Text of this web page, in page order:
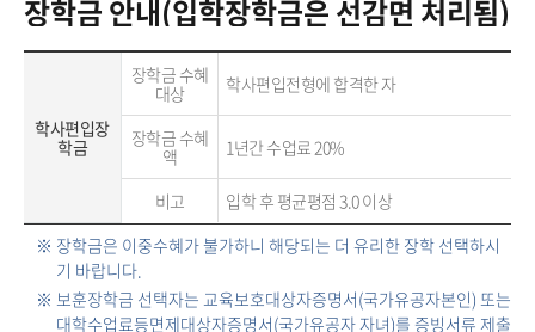
장학금 안내(입학장학금은 선감면 처리됨)
학사편입장
학금
장학금 수혜
대상
학사편입전형에 합격한 자
장학금 수혜
액
1년간 수업료 20%
비고
입학 후 평균평점 3.0 이상
※ 장학금은 이중수혜가 불가하니 해당되는 더 유리한 장학 선택하시
기 바랍니다.
※ 보훈장학금 선택자는 교육보호대상자증명서(국가유공자본인) 또는
대학수업료등면제대상자증명서(국가유공자 자녀)를 증빙서류 제출